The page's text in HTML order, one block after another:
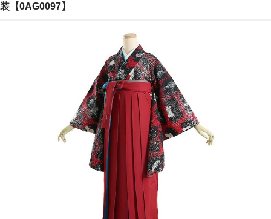
よくあるご質問
装【0AG0097】